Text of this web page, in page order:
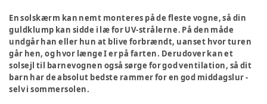
En solskærm kan nemt monteres på de fleste vogne, så din
guldklump kan sidde i læ for UV-strålerne. På den måde
undgår han eller hun at blive forbrændt, uanset hvor turen
går hen, og hvor længe I er på farten. Derudover kan et
solsejl til barnevognen også sørge for god ventilation, så dit
barn har de absolut bedste rammer for en god middagslur -
selv i sommersolen.